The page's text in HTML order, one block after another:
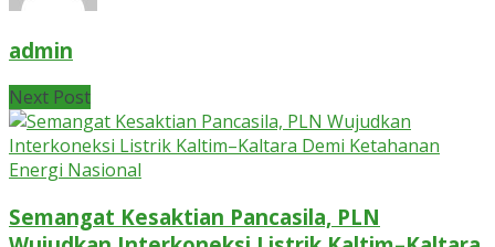
admin
Next Post
Semangat Kesaktian Pancasila, PLN